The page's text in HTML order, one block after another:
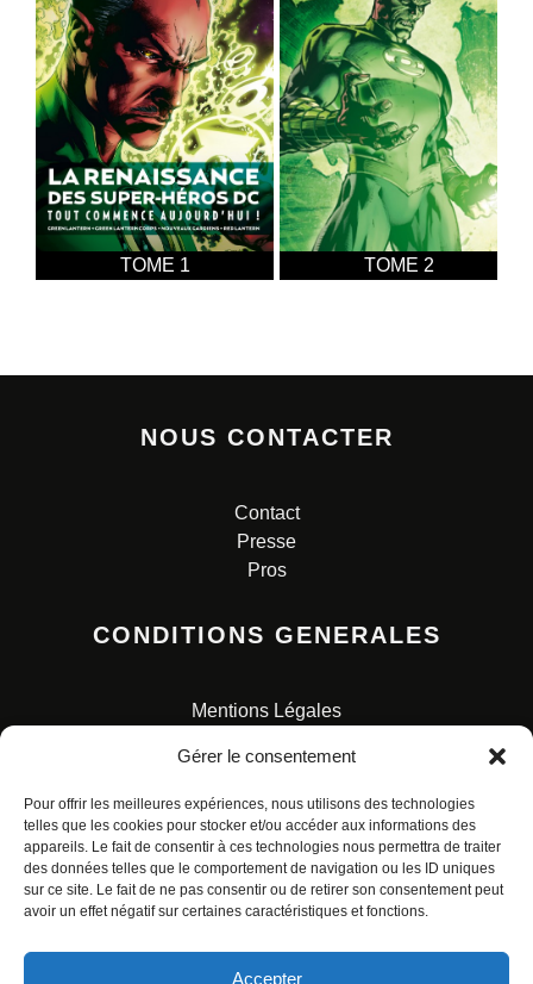
Gérer le consentement
Pour offrir les meilleures expériences, nous utilisons des technologies
telles que les cookies pour stocker et/ou accéder aux informations des
appareils. Le fait de consentir à ces technologies nous permettra de traiter
des données telles que le comportement de navigation ou les ID uniques
sur ce site. Le fait de ne pas consentir ou de retirer son consentement peut
avoir un effet négatif sur certaines caractéristiques et fonctions.
Accepter
TOME 1 TOME 2
NOUS CONTACTER
Contact
Presse
Pros
CONDITIONS GENERALES
Mentions Légales
Charte pour la protection des données personnelles
© ALL RIGHTS RESERVED. URBAN COMICS POUR LES